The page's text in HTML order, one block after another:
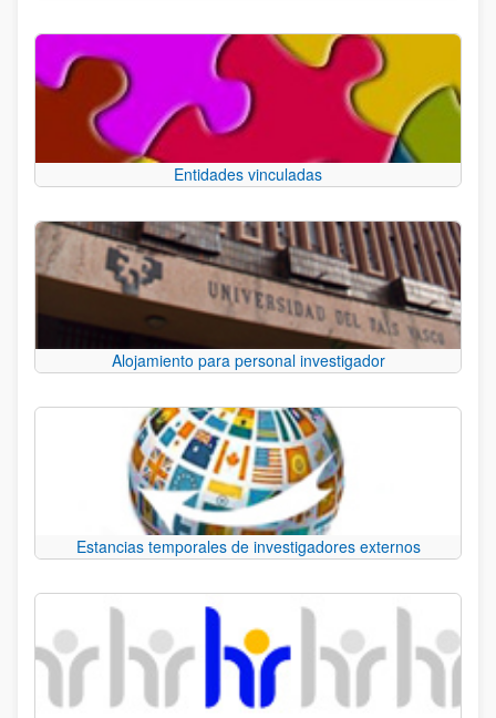
Entidades vinculadas
Alojamiento para personal investigador
Estancias temporales de investigadores externos